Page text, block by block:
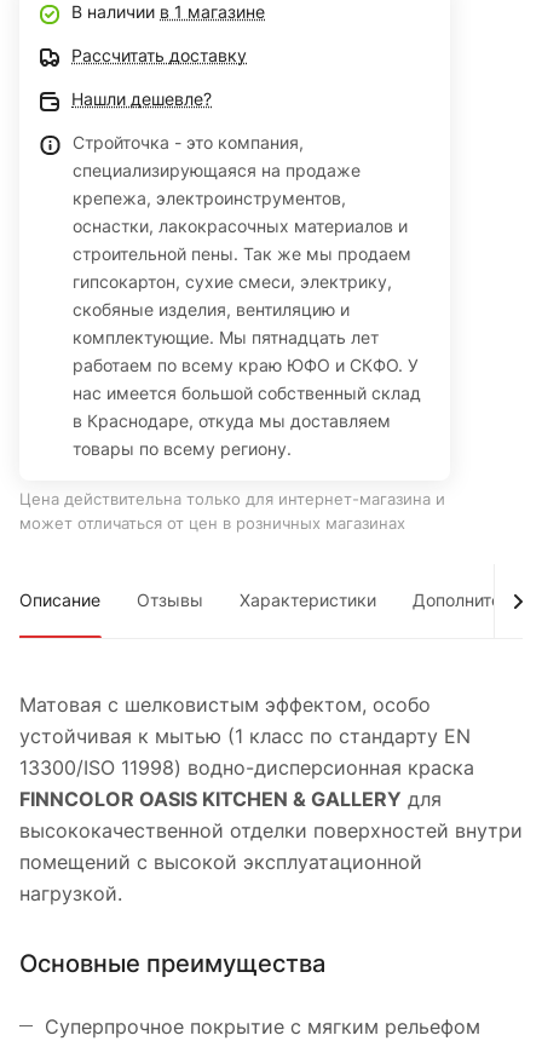
В наличии в 1 магазине
Рассчитать доставку
Нашли дешевле?
Стройточка - это компания,
специализирующаяся на продаже
крепежа, электроинструментов,
оснастки, лакокрасочных материалов и
строительной пены. Так же мы продаем
гипсокартон, сухие смеси, электрику,
скобяные изделия, вентиляцию и
комплектующие. Мы пятнадцать лет
работаем по всему краю ЮФО и СКФО. У
нас имеется большой собственный склад
в Краснодаре, откуда мы доставляем
товары по всему региону.
Цена действительна только для интернет-магазина и
может отличаться от цен в розничных магазинах
Описание Отзывы Характеристики Дополнительно
Матовая с шелковистым эффектом, особо
устойчивая к мытью (1 класс по стандарту EN
13300/ISO 11998) водно-дисперсионная краска
FINNCOLOR OASIS KITCHEN & GALLERY для
высококачественной отделки поверхностей внутри
помещений c высокой эксплуатационной
нагрузкой.
Основные преимущества
Суперпрочное покрытие с мягким рельефом